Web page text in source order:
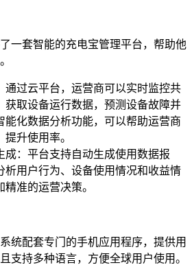
一套智能的充电宝管理平台，帮助他
通过云平台，运营商可以实时监控共
获取设备运行数据，预测设备故障并
能化数据分析功能，可以帮助运营商
升使用率。
成：平台支持自动生成使用数据报
析用户行为、设备使用情况和收益情
准的运营决策。
统配套专门的手机应用程序，提供用
支持多种语言，方便全球用户使用。